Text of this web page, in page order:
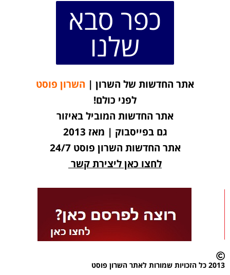
כפר סבא
שלנו
אתר החדשות של השרון | השרון פוסט
לפני כולם!
אתר החדשות המוביל באיזור
גם בפייסבוק | מאז 2013
אתר החדשות השרון פוסט 24/7
לחצו כאן ליצירת קשר
2013 כל הזכויות שמורות לאתר השרון פוסט